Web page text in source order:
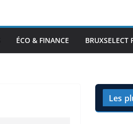
ÉCO & FINANCE BRUXSELECT
Les